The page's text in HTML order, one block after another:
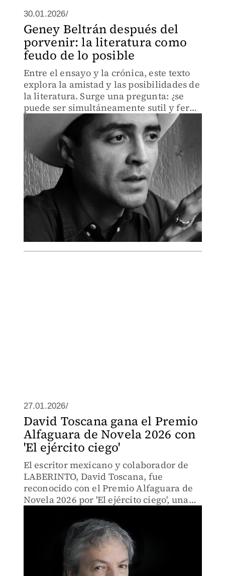
30.01.2026/
Geney Beltrán después del
porvenir: la literatura como
feudo de lo posible
Entre el ensayo y la crónica, este texto
explora la amistad y las posibilidades de
la literatura. Surge una pregunta: ¿se
puede ser simultáneamente sutil y feroz
en la escritura?
27.01.2026/
David Toscana gana el Premio
Alfaguara de Novela 2026 con
'El ejército ciego'
El escritor mexicano y colaborador de
LABERINTO, David Toscana, fue
reconocido con el Premio Alfaguara de
Novela 2026 por 'El ejército ciego', una
guerra, el poder y la resistencia